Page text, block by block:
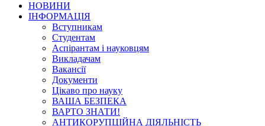
НОВИНИ
ІНФОРМАЦІЯ
Вступникам
Студентам
Аспірантам і науковцям
Викладачам
Вакансії
Документи
Цікаво про науку
ВАША БЕЗПЕКА
ВАРТО ЗНАТИ!
АНТИКОРУПЦІЙНА ДІЯЛЬНІСТЬ